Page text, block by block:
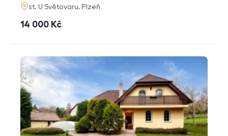
adresa
st. U Světovaru, Plzeň
cena
14 000 Kč